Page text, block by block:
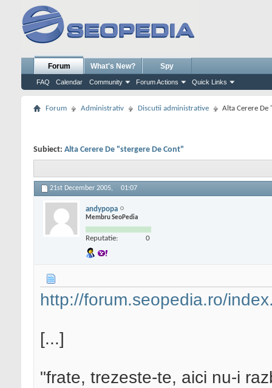
Forum
FAQ Calendar Community Forum Actions Quick Links
What's New? Spy
Forum Administrativ Discutii administrative Alta Cerere De
Subiect: Alta Cerere De "stergere De Cont"
21st December 2005, 01:07
andypopa
Membru SeoPedia
Reputatie: 0
http://forum.seopedia.ro/
[...]
"frate, trezeste-te, aici nu-i